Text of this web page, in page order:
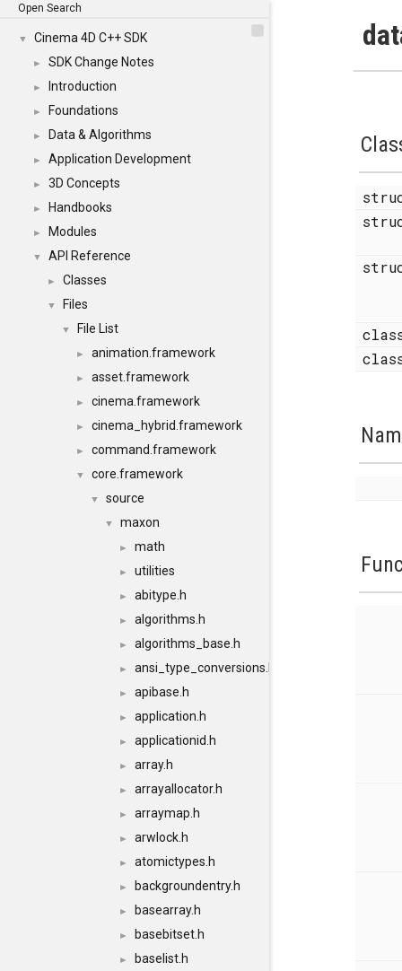
Open Search
▼ Cinema 4D C++ SDK
► SDK Change Notes
► Introduction
► Foundations
► Data & Algorithms
► Application Development
► 3D Concepts
► Handbooks
► Modules
▼ API Reference
► Classes
▼ Files
▼ File List
► animation.framework
► asset.framework
► cinema.framework
► cinema_hybrid.framework
► command.framework
▼ core.framework
▼ source
▼ maxon
► math
► utilities
► abitype.h
► algorithms.h
► algorithms_base.h
► ansi_type_conversions.h
► apibase.h
► application.h
► applicationid.h
► array.h
► arrayallocator.h
► arraymap.h
► arwlock.h
► atomictypes.h
► backgroundentry.h
► basearray.h
► basebitset.h
► baselist.h